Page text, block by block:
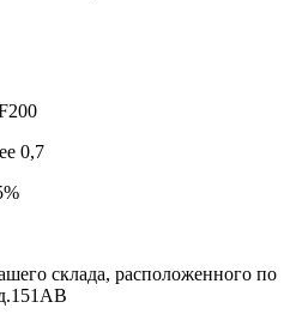
0,7
склада, расположенного по